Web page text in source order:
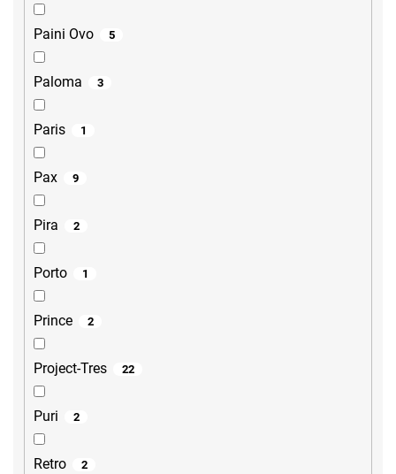
Paini Ovo 5
Paloma 3
Paris 1
Pax 9
Pira 2
Porto 1
Prince 2
Project-Tres 22
Puri 2
Retro 2